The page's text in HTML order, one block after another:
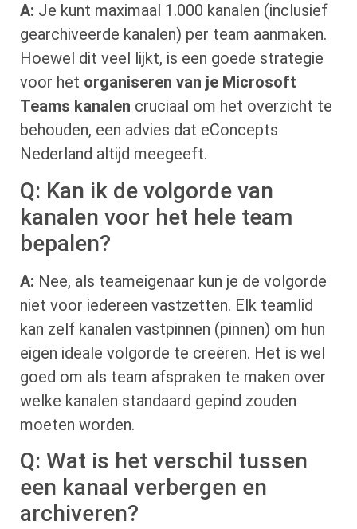
A: Je kunt maximaal 1.000 kanalen (inclusief
gearchiveerde kanalen) per team aanmaken.
Hoewel dit veel lijkt, is een goede strategie
voor het organiseren van je Microsoft
Teams kanalen cruciaal om het overzicht te
behouden, een advies dat eConcepts
Nederland altijd meegeeft.
Q: Kan ik de volgorde van
kanalen voor het hele team
bepalen?
A: Nee, als teameigenaar kun je de volgorde
niet voor iedereen vastzetten. Elk teamlid
kan zelf kanalen vastpinnen (pinnen) om hun
eigen ideale volgorde te creëren. Het is wel
goed om als team afspraken te maken over
welke kanalen standaard gepind zouden
moeten worden.
Q: Wat is het verschil tussen
een kanaal verbergen en
archiveren?